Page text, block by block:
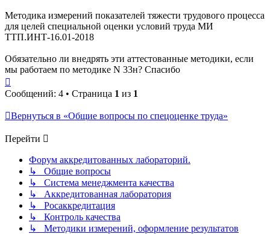
Методика измерений показателей тяжести трудового процесса
для целей специальной оценки условий труда МИ
ТТП.ИНТ-16.01-2018
Обязательно ли внедрять эти аттестованные методики, если
мы работаем по методике N 33н? Спасибо
к
началу
Сообщений: 4 • Страница 1 из 1
Вернуться в «Общие вопросы по спецоценке труда»
Перейти
Форум аккредитованных лабораторий.
↳ Общие вопросы
↳ Система менеджмента качества
↳ Аккредитованная лаборатория
↳ Росаккредитация
↳ Контроль качества
↳ Методики измерений, оформление результатов